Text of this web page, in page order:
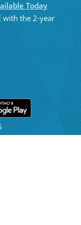
Today
with the 2-year